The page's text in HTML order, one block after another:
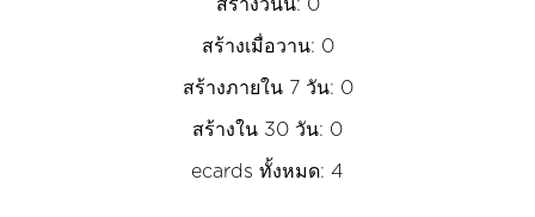
สร้างวันนี้: 0
สร้างเมื่อวาน: 0
สร้างภายใน 7 วัน: 0
สร้างใน 30 วัน: 0
ecards ทั้งหมด: 4